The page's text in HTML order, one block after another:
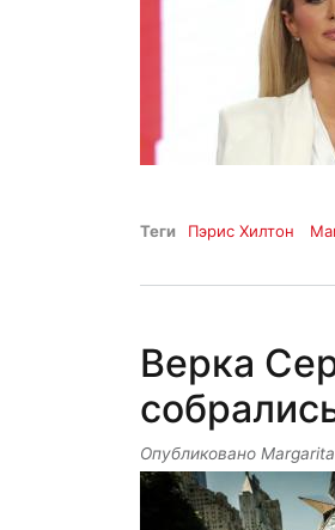
Теги Пэрис Хилтон
Верка
Опубликовано Margarita